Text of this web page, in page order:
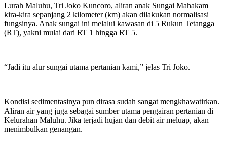
Lurah Maluhu, Tri Joko Kuncoro, aliran anak Sungai Mahakam
kira-kira sepanjang 2 kilometer (km) akan dilakukan normalisasi
fungsinya. Anak sungai ini melalui kawasan di 5 Rukun Tetangga
(RT), yakni mulai dari RT 1 hingga RT 5.
“Jadi itu alur sungai utama pertanian kami,” jelas Tri Joko.
Kondisi sedimentasinya pun dirasa sudah sangat mengkhawatirkan.
Aliran air yang juga sebagai sumber utama pengairan pertanian di
Kelurahan Maluhu. Jika terjadi hujan dan debit air meluap, akan
menimbulkan genangan.